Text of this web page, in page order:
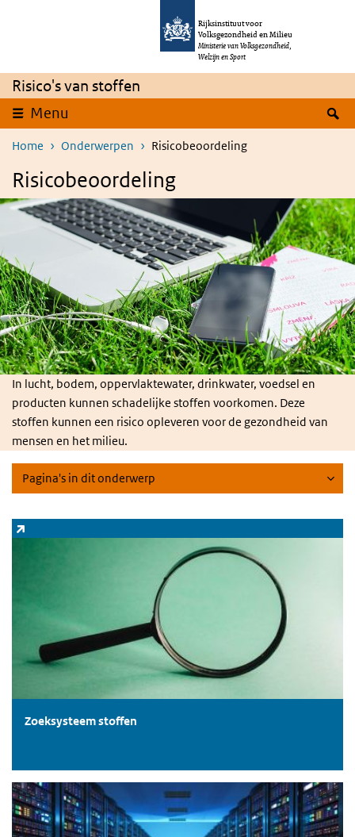
Overslaan en naar de inhoud gaan
Rijksinstituut voor
Volksgezondheid en Milieu
Ministerie van Volksgezondheid,
Welzijn en Sport
Risico's van stoffen
Menu
Home Onderwerpen Risicobeoordeling
Risicobeoordeling
In lucht, bodem, oppervlaktewater, drinkwater, voedsel en
producten kunnen schadelijke stoffen voorkomen. Deze
stoffen kunnen een risico opleveren voor de gezondheid van
mensen en het milieu.
Pagina's in dit onderwerp
Zoeksysteem stoffen
(externe link)
Zoeksysteem stoffen
Databases